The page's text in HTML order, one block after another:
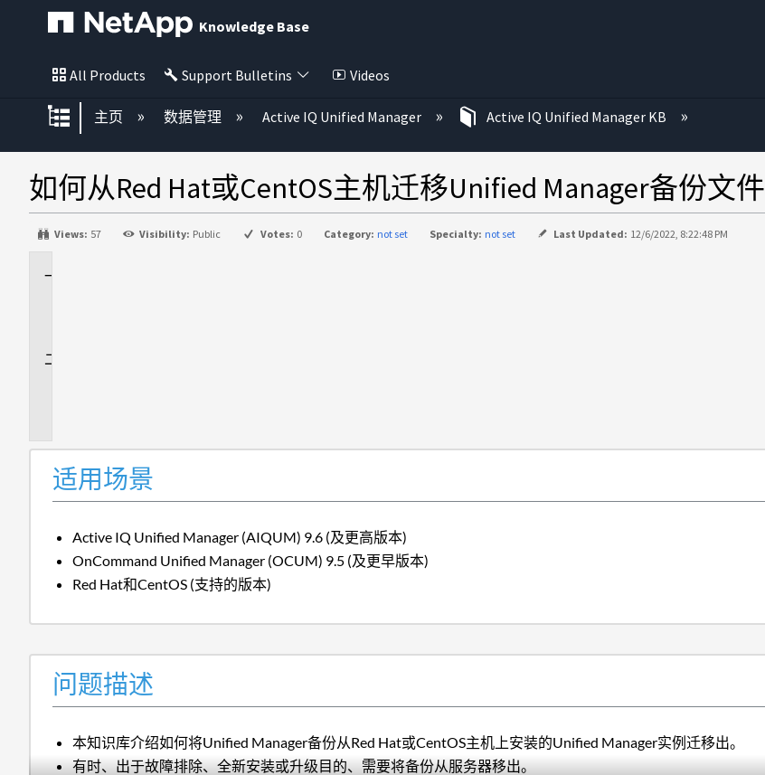
Knowledge Base
All Products Support Bulletins Videos
扩展/隐缩全局层次
主页 数据管理 Active IQ Unified Manager Active IQ Unified Manager KB
如何从Red Hat或CentOS主机迁移Unified Manager备份文件
Views: 57 Visibility: Public Votes: 0 Category: not set Specialty: not set Last Updated: 12/6/2022, 8:22:48 PM
适用场景
Active IQ Unified Manager (AIQUM) 9.6 (及更高版本)
OnCommand Unified Manager (OCUM) 9.5 (及更早版本)
Red Hat和CentOS (支持的版本)
问题描述
本知识库介绍如何将Unified Manager备份从Red Hat或CentOS主机上安装的Unified Manager实例迁移出。
有时、出于故障排除、全新安装或升级目的、需要将备份从服务器移出。